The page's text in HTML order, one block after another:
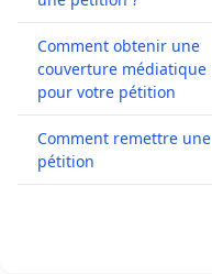
Comment obtenir une
couverture médiatique
pour votre pétition
Comment remettre une
pétition